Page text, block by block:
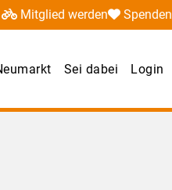
Mitglied werden Spenden
Sei dabei Login